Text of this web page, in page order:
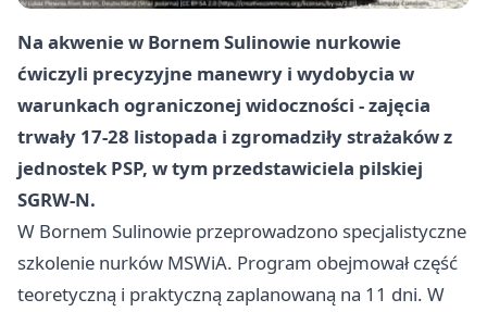
Na akwenie w Bornem Sulinowie nurkowie
ćwiczyli precyzyjne manewry i wydobycia w
warunkach ograniczonej widoczności - zajęcia
trwały 17-28 listopada i zgromadziły strażaków z
jednostek PSP, w tym przedstawiciela pilskiej
SGRW-N.
W Bornem Sulinowie przeprowadzono specjalistyczne
szkolenie nurków MSWiA. Program obejmował część
teoretyczną i praktyczną zaplanowaną na 11 dni. W